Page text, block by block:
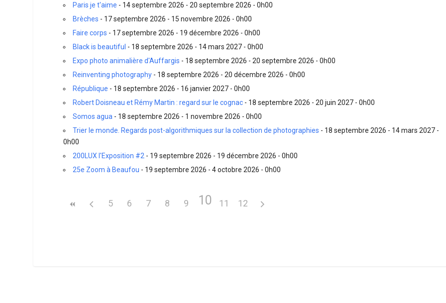
Paris je t'aime - 14 septembre 2026 - 20 septembre 2026 - 0h00
Brèches - 17 septembre 2026 - 15 novembre 2026 - 0h00
Faire corps - 17 septembre 2026 - 19 décembre 2026 - 0h00
Black is beautiful - 18 septembre 2026 - 14 mars 2027 - 0h00
Expo photo animalière d'Auffargis - 18 septembre 2026 - 20 septembre 2026 - 0h00
Reinventing photography - 18 septembre 2026 - 20 décembre 2026 - 0h00
République - 18 septembre 2026 - 16 janvier 2027 - 0h00
Robert Doisneau et Rémy Martin : regard sur le cognac - 18 septembre 2026 - 20 juin 2027 - 0h00
Somos agua - 18 septembre 2026 - 1 novembre 2026 - 0h00
Trier le monde. Regards post-algorithmiques sur la collection de photographies - 18 septembre 2026 - 14 mars 2027 -
0h00
200LUX l'Exposition #2 - 19 septembre 2026 - 19 décembre 2026 - 0h00
25e Zoom à Beaufou - 19 septembre 2026 - 4 octobre 2026 - 0h00
5 6 7 8 9 10 11 12